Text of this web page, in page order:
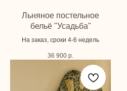
Льняное постельное
бельё "Усадьба"
На заказ, сроки 4-6 недель
36 900 р.